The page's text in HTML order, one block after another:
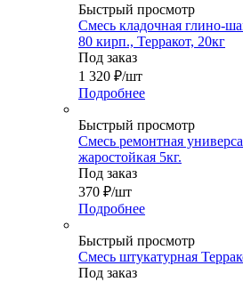
Быстрый просмотр
Смесь кладочная глино-
80 кирп., Терракот, 20кг
Под заказ
1 320 ₽/шт
Подробнее
Быстрый просмотр
Смесь ремонтная
жаростойкая 5кг.
Под заказ
370 ₽/шт
Подробнее
Быстрый просмотр
Смесь штукатурная
Под заказ